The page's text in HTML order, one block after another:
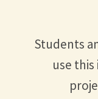
Students
use